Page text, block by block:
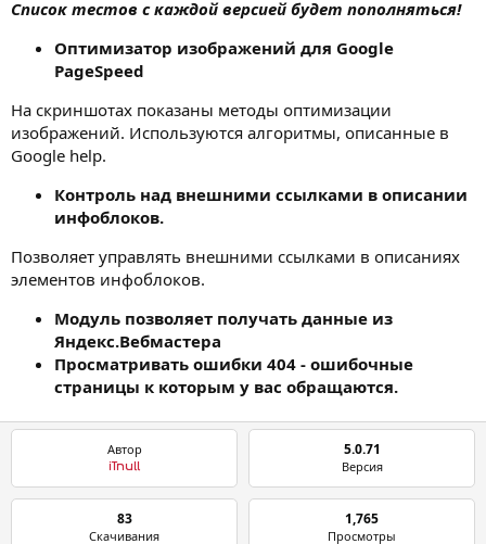
Список тестов с каждой версией будет пополняться!
Оптимизатор изображений для Google
PageSpeed
На скриншотах показаны методы оптимизации
изображений. Используются алгоритмы, описанные в
Google help.
Контроль над внешними ссылками в описании
инфоблоков.
Позволяет управлять внешними ссылками в описаниях
элементов инфоблоков.
Модуль позволяет получать данные из
Яндекс.Вебмастера
Просматривать ошибки 404 - ошибочные
страницы к которым у вас обращаются.
Автор
iTnull
5.0.71
Версия
83
Скачивания
1,765
Просмотры